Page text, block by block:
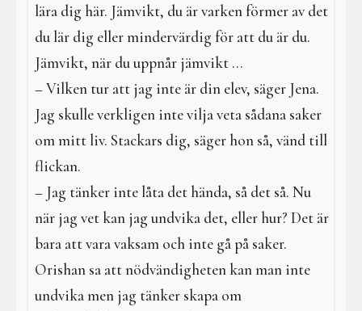
lära dig här. Jämvikt, du är varken förmer av det
du lär dig eller mindervärdig för att du är du.
Jämvikt, när du uppnår jämvikt ...
– Vilken tur att jag inte är din elev, säger Jena.
Jag skulle verkligen inte vilja veta sådana saker
om mitt liv. Stackars dig, säger hon så, vänd till
flickan.
– Jag tänker inte låta det hända, så det så. Nu
när jag vet kan jag undvika det, eller hur? Det är
bara att vara vaksam och inte gå på saker.
Orishan sa att nödvändigheten kan man inte
undvika men jag tänker skapa om